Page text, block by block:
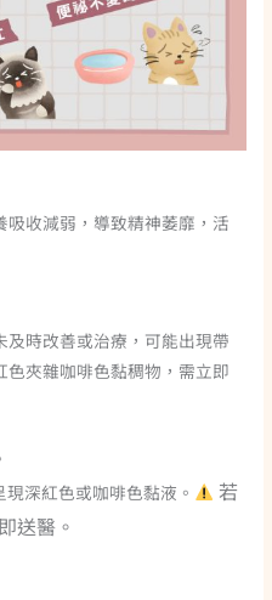
吸收減弱，導致精神萎靡，活
時改善或治療，可能出現帶
夾雜咖啡色黏稠物，需立即
現深紅色或咖啡色黏液。
若
送醫。